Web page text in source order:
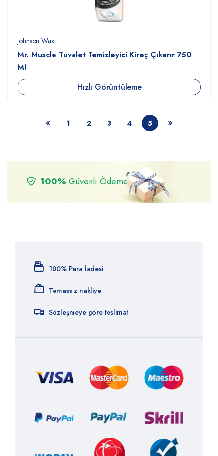
Johnson Wax
Mr. Muscle Tuvalet Temizleyici Kireç Çıkarır 750
Ml
Hızlı Görüntüleme
1 2 3 4 5
100% Güvenli Ödeme
100% Para İadesi
Temassız nakliye
Sözleşmeye göre teslimat